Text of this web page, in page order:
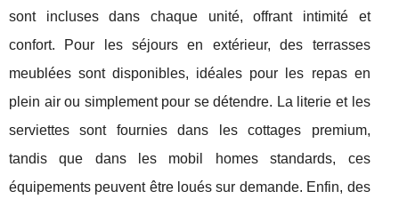
sont incluses dans chaque unité, offrant intimité et
confort. Pour les séjours en extérieur, des terrasses
meublées sont disponibles, idéales pour les repas en
plein air ou simplement pour se détendre. La literie et les
serviettes sont fournies dans les cottages premium,
tandis que dans les mobil homes standards, ces
équipements peuvent être loués sur demande. Enfin, des